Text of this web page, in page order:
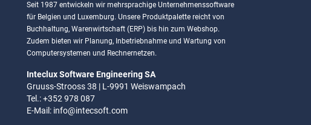
Seit 1987 entwickeln wir mehrsprachige Unternehmenssoftware
für Belgien und Luxemburg. Unsere Produktpalette reicht von
Buchhaltung, Warenwirtschaft (ERP) bis hin zum Webshop.
Zudem bieten wir Planung, Inbetriebnahme und Wartung von
Computersystemen und Rechnernetzen.
Inteclux Software Engineering SA
Gruuss-Strooss 38 | L-9991 Weiswampach
Tel.: +352 978 087
E-Mail: info@intecsoft.com